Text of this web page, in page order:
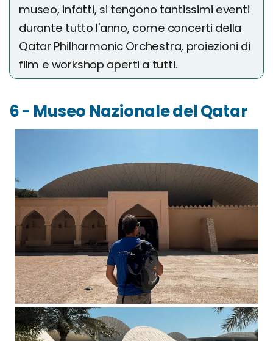
museo, infatti, si tengono tantissimi eventi
durante tutto l'anno, come concerti della
Qatar Philharmonic Orchestra, proiezioni di
film e workshop aperti a tutti.
6 - Museo Nazionale del Qatar